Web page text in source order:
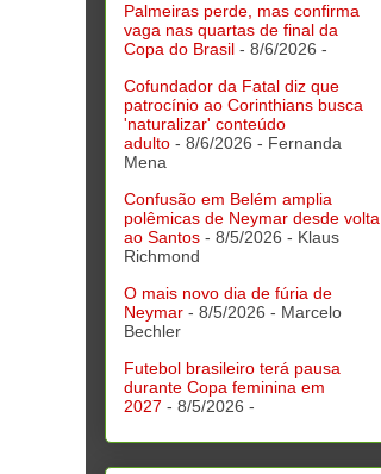
Palmeiras perde, mas confirma
vaga nas quartas de final da
Copa do Brasil - 8/6/2026 -
Cofundador da Fatal diz que
patrocínio ao Corinthians busca
'naturalizar' conteúdo
adulto - 8/6/2026 - Fernanda
Mena
Confusão em Belém amplia
polêmicas de Neymar desde volta
ao Santos - 8/5/2026 - Klaus
Richmond
O mais novo dia de fúria de
Neymar - 8/5/2026 - Marcelo
Bechler
Futebol brasileiro terá pausa
durante Copa feminina em
2027 - 8/5/2026 -